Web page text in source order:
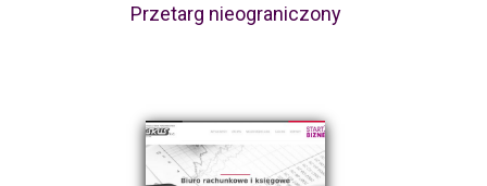
Przetarg nieograniczony